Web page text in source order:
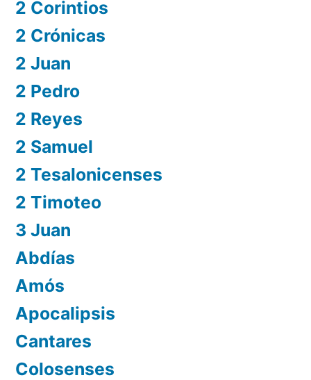
2 Corintios
2 Crónicas
2 Juan
2 Pedro
2 Reyes
2 Samuel
2 Tesalonicenses
2 Timoteo
3 Juan
Abdías
Amós
Apocalipsis
Cantares
Colosenses